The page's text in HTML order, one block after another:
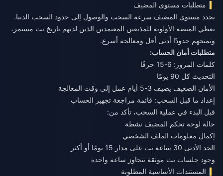
متطلبات مستوى المضيف
يحدد مستوى المضيف سرعة السحب والوصول إلى حدود السحب الدنيا.
تعطي المنصة الأولوية للمذيعين المعتمدين الذين لديهم تاريخ بث مستمر،
وتمنحهم حدودًا أدنى أقل ومعالجة أسرع.
متطلبات أمان الحساب:
كلمات المرور: 6-15 حرفًا
التحديث كل 90 يومًا
الأمان الضعيف يضيف 3-5 أيام عمل إلى وقت المعالجة
إعداد ما قبل السحب: قائمة مراجعة تجهيز الحساب
قبل البدء في عملية السحب، تأكد من:
حالة لوحة تحكم المضيف نشطة
إكمال معلومات الملف الشخصي
الحد الأدنى 30 ساعة بث على مدار 15 يومًا أو أكثر
وجود جلسات بث موثقة تتجاوز ساعة واحدة
المستندات الأساسية المطلوبة